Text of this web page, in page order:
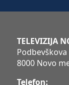
TELEVIZIJA
8000 Novo
Telefon: